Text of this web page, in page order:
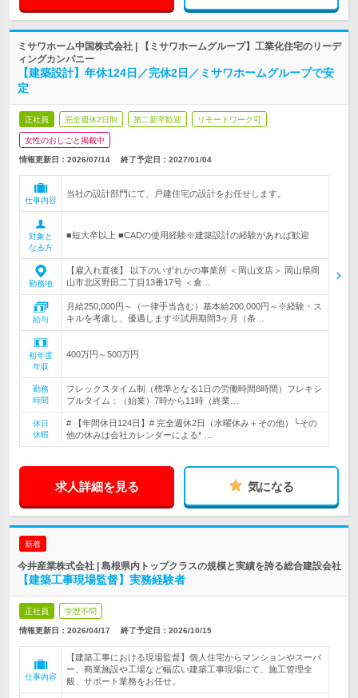
ミサワホーム中国株式会社 | 【ミサワホームグループ】工業化住宅のリーデ
ィングカンパニー
【建築設計】年休124日／完休2日／ミサワホームグループで安
定
正社員 完全週休2日制 第二新卒歓迎 リモートワーク可
女性のおしごと掲載中
情報更新日：2026/07/14 終了予定日： 2027/01/04
仕事内容
当社の設計部門にて、戸建住宅の設計をお任せします。
対象と
なる方
■短大卒以上 ■CADの使用経験※建築設計の経験があれば歓迎
勤務地
【雇入れ直後】 以下のいずれかの事業所 ＜岡山支店＞ 岡山県岡
山市北区野田二丁目13番17号 ＜倉…
給与
月給250,000円～（一律手当含む）基本給200,000円～※経験・ス
キルを考慮し、優遇します※試用期間3ヶ月（条…
初年度
年収
400万円～500万円
勤務
時間
フレックスタイム制（標準となる1日の労働時間8時間）フレキシ
ブルタイム：（始業）7時から11時（終業…
休日
休暇
# 【年間休日124日】# 完全週休2日（水曜休み＋その他）└その
他の休みは会社カレンダーによる* …
求人詳細を見る 気になる
新着
今井産業株式会社 | 島根県内トップクラスの規模と実績を誇る総合建設会社
【建築工事現場監督】実務経験者
正社員 学歴不問
情報更新日：2026/04/17 終了予定日： 2026/10/15
仕事内容
【建築工事における現場監督】個人住宅からマンションやスーパ
ー、商業施設や工場など幅広い建築工事現場にて、施工管理全
般、サポート業務をお任せ。